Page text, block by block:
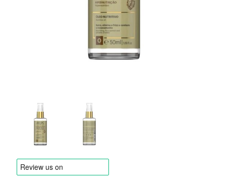
Versandarten & Zahlungsarten